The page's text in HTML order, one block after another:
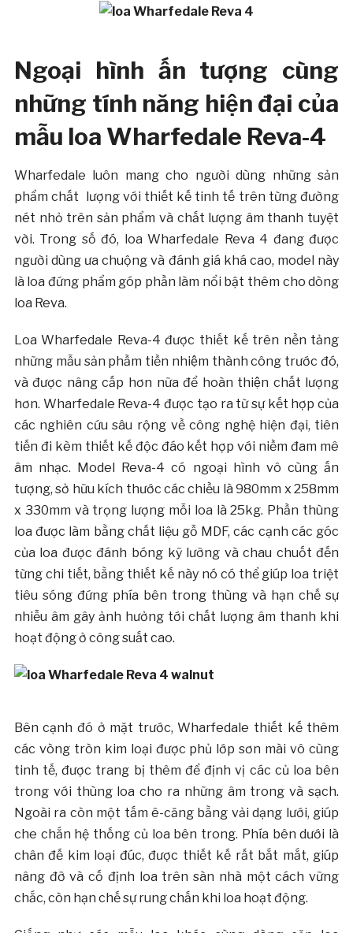
Ngoại hình ấn tượng cùng
những tính năng hiện đại của
mẫu loa Wharfedale Reva-4
Wharfedale luôn mang cho người dùng những sản
phẩm chất lượng với thiết kế tinh tế trên từng đường
nét nhỏ trên sản phẩm và chất lượng âm thanh tuyệt
vời. Trong số đó, loa Wharfedale Reva 4 đang được
người dùng ưa chuộng và đánh giá khá cao, model này
là loa đứng phẩm góp phần làm nổi bật thêm cho dòng
loa Reva.
Loa Wharfedale Reva-4 được thiết kế trên nền tảng
những mẫu sản phầm tiền nhiệm thành công trước đó,
và được nâng cấp hơn nữa để hoàn thiện chất lượng
hơn. Wharfedale Reva-4 được tạo ra từ sự kết hợp của
các nghiên cứu sâu rộng về công nghệ hiện đại, tiên
tiến đi kèm thiết kế độc đáo kết hợp với niềm đam mê
âm nhạc. Model Reva-4 có ngoại hình vô cùng ấn
tượng, sở hữu kích thước các chiều là 980mm x 258mm
x 330mm và trọng lượng mỗi loa là 25kg. Phần thùng
loa được làm bằng chất liệu gỗ MDF, các cạnh các góc
của loa được đánh bóng kỹ lưỡng và chau chuốt đến
từng chi tiết, bằng thiết kế này nó có thể giúp loa triệt
tiêu sóng đứng phía bên trong thùng và hạn chế sự
nhiễu âm gây ảnh hưởng tới chất lượng âm thanh khi
hoạt động ở công suất cao.
Bên cạnh đó ở mặt trước, Wharfedale thiết kế thêm
các vòng tròn kim loại được phủ lớp sơn mài vô cùng
tinh tế, được trang bị thêm để định vị các củ loa bên
trong với thùng loa cho ra những âm trong và sạch.
Ngoài ra còn một tấm ê-căng bằng vải dạng lưới, giúp
che chắn hệ thống củ loa bên trong. Phía bên dưới là
chân đế kim loại đúc, được thiết kế rất bắt mắt, giúp
nâng đỡ và cố định loa trên sàn nhà một cách vững
chắc, còn hạn chế sự rung chấn khi loa hoạt động.